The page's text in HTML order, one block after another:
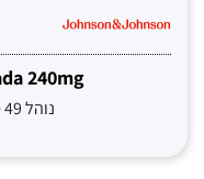
240mg
נוהל 49 סעיף 3.1, סעיף 3.2.3